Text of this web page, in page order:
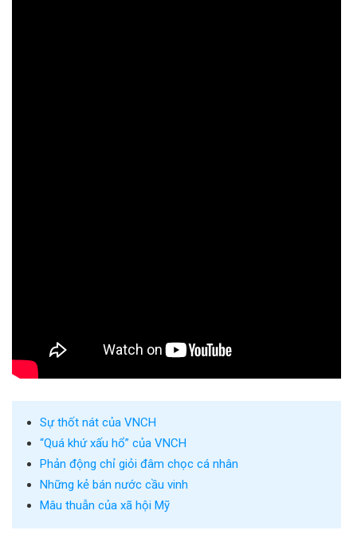
Sự thốt nát của VNCH
“Quá khứ xấu hổ” của VNCH
Phản động chỉ giỏi đâm chọc cá nhân
Những kẻ bán nước cầu vinh
Mâu thuẫn của xã hội Mỹ